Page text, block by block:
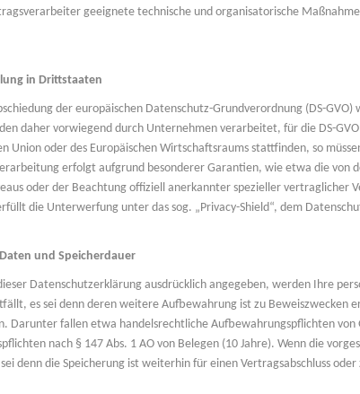
geeignete technische und organisatorische
in Drittstaaten
der europäischen Datenschutz-Grundverordnung (DS-
daher vorwiegend durch Unternehmen verarbeitet, für die DS-
Union oder des Europäischen Wirtschaftsraums stattfinden, so
erfolgt aufgrund besonderer Garantien, wie etwa die von
oder der Beachtung offiziell anerkannter spezieller vertraglicher
die Unterwerfung unter das sog. „Privacy-Shield“, dem
und Speicherdauer
Datenschutzerklärung ausdrücklich angegeben, werden Ihre
es sei denn deren weitere Aufbewahrung ist zu
Darunter fallen etwa handelsrechtliche Aufbewahrungspflichten von
nach § 147 Abs. 1 AO von Belegen (10 Jahre). Wenn die
denn die Speicherung ist weiterhin für einen Vertragsabschluss